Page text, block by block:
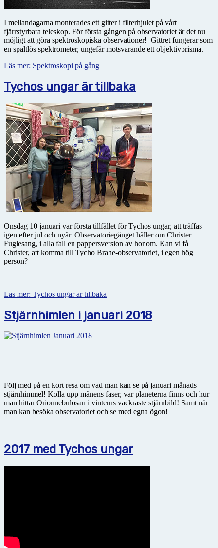
I mellandagarna monterades ett gitter i filterhjulet på vårt
fjärrstyrbara teleskop. För första gången på observatoriet är det nu
möjligt att göra spektroskopiska observationer! Gittret fungerar som
en spaltlös spektrometer, ungefär motsvarande ett objektivprisma.
Läs mer: Spektroskopi på gång
Tychos ungar är tillbaka
Onsdag 10 januari var första tillfället för Tychos ungar, att träffas
igen efter jul och nyår. Observatoriegänget håller om Christer
Fuglesang, i alla fall en pappersversion av honom. Kan vi få
Christer, att komma till Tycho Brahe-observatoriet, i egen hög
person?
Läs mer: Tychos ungar är tillbaka
Stjärnhimlen i januari 2018
Följ med på en kort resa om vad man kan se på januari månads
stjärnhimmel! Kolla upp månens faser, var planeterna finns och hur
man hittar Orionnebulosan i vinterns vackraste stjärnbild! Samt när
man kan besöka observatoriet och se med egna ögon!
2017 med Tychos ungar